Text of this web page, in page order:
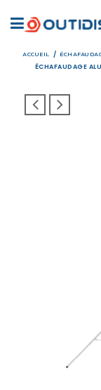
ACCUEIL /
ÉCHAFAUDAGE